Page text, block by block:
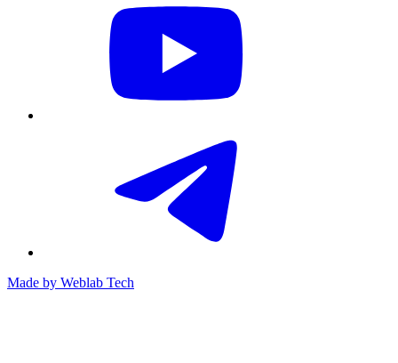
Made by Weblab Tech